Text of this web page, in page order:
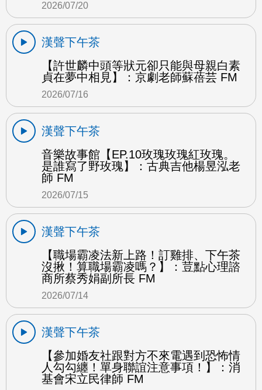
2026/07/20
漢聲下午茶
【許世麟中頭等狀元卻只能與母親白素
貞在夢中相見】：京劇老師蘇蓓芸 FM
2026/07/16
漢聲下午茶
音樂故事館【EP.10玫瑰玫瑰紅玫瑰。
是誰寫了野玫瑰】：古典吉他楊昱泓老
師 FM
2026/07/15
漢聲下午茶
【職場霸凌法新上路！訂雞排、下午茶
沒揪！算職場霸凌嗎？】：荳點心理諮
商所蔡秀娟副所長 FM
2026/07/14
漢聲下午茶
【參加婚友社跟對方不來電遇到恐怖情
人勾勾纏！單身聯誼注意事項！】：消
基會宋立民律師 FM